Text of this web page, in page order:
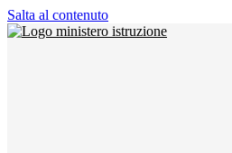
Salta al contenuto